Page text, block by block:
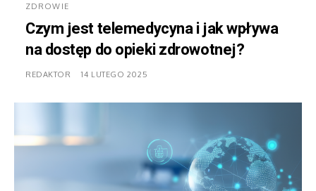
ZDROWIE
Czym jest telemedycyna i jak wpływa
na dostęp do opieki zdrowotnej?
REDAKTOR 14 LUTEGO 2025